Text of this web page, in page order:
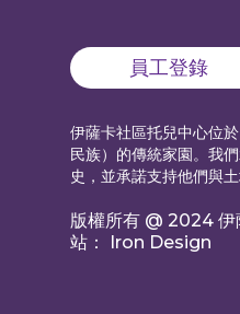
員工登錄
伊薩卡社區托兒中心位
民族）的傳統家園。我
史，並承諾支持他們與土
版權所有 @ 2024 伊
站： Iron Design